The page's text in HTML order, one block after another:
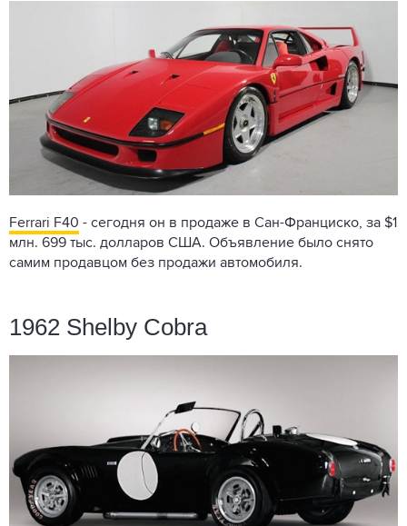
Ferrari F40 - сегодня он в продаже в Сан-Франциско, за $1
млн. 699 тыс. долларов США. Объявление было снято
самим продавцом без продажи автомобиля.
1962 Shelby Cobra